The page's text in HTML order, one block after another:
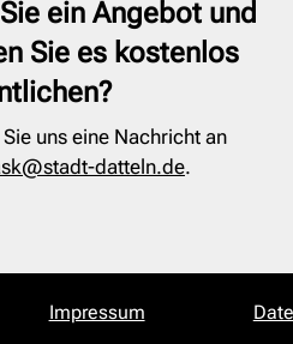
ein Angebot und
Sie es kostenlos
uns eine Nachricht an
datteln.de.
Impressum